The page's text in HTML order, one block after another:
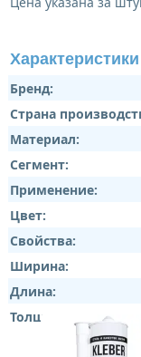
Характеристики
Бренд:
Страна
Материал:
Сегмент:
Применение:
Цвет:
Свойства:
Ширина:
Длина:
Толщина: